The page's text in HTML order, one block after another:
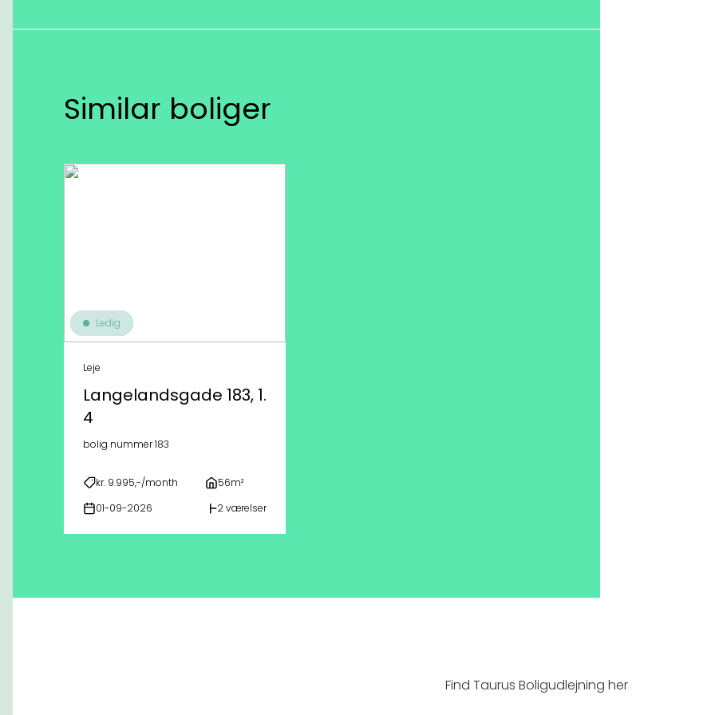
Similar boliger
Ledig
Leje
Langelandsgade 183, 1.
4
bolig nummer 183
kr. 9.995,-/month 56m²
01-09-2026 2 værelser
Find Taurus Boligudlejning her